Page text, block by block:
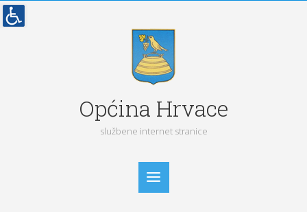
Općina Hrvace
službene internet stranice